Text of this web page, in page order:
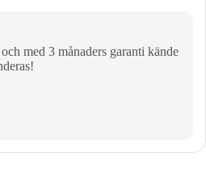
med 3 månaders garanti kände